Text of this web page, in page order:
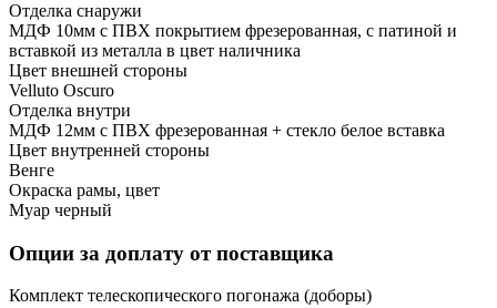
Отделка снаружи
МДФ 10мм с ПВХ покрытием фрезерованная, с патиной и
вставкой из металла в цвет наличника
Цвет внешней стороны
Velluto Oscuro
Отделка внутри
МДФ 12мм с ПВХ фрезерованная + стекло белое вставка
Цвет внутренней стороны
Венге
Окраска рамы, цвет
Муар черный
Опции за доплату от поставщика
Комплект телескопического погонажа (доборы)